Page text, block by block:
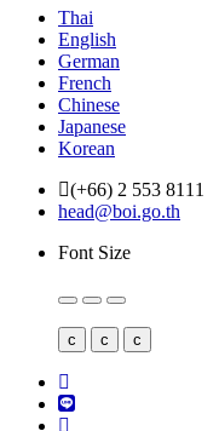
Thai
English
German
French
Chinese
Japanese
Korean
(+66) 2 553 8111
head@boi.go.th
Font Size
c c c